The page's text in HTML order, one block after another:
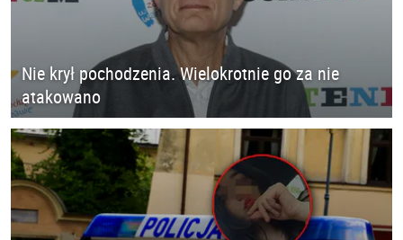
Nie krył pochodzenia. Wielokrotnie go za nie
atakowano